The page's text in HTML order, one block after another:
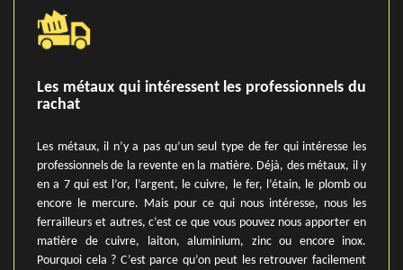
Les métaux qui intéressent les professionnels du
rachat
Les métaux, il n’y a pas qu’un seul type de fer qui intéresse les
professionnels de la revente en la matière. Déjà, des métaux, il y
en a 7 qui est l’or, l’argent, le cuivre, le fer, l’étain, le plomb ou
encore le mercure. Mais pour ce qui nous intéresse, nous les
ferrailleurs et autres, c’est ce que vous pouvez nous apporter en
matière de cuivre, laiton, aluminium, zinc ou encore inox.
Pourquoi cela ? C’est parce qu’on peut les retrouver facilement